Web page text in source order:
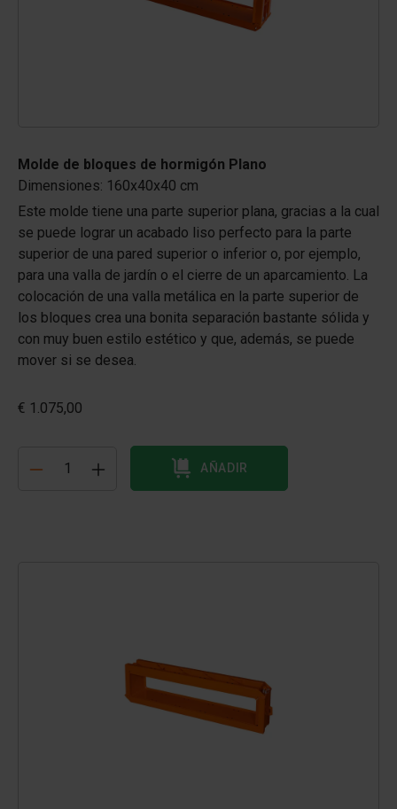
Molde de bloques de hormigón Plano
Dimensiones: 160x40x40 cm
Este molde tiene una parte superior plana, gracias a la cual
se puede lograr un acabado liso perfecto para la parte
superior de una pared superior o inferior o, por ejemplo,
para una valla de jardín o el cierre de un aparcamiento. La
colocación de una valla metálica en la parte superior de
los bloques crea una bonita separación bastante sólida y
con muy buen estilo estético y que, además, se puede
mover si se desea.
€ 1.075,00
AÑADIR